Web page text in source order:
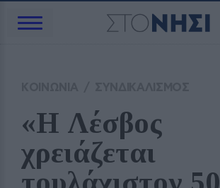
«Η Λέσβος
χρειάζεται